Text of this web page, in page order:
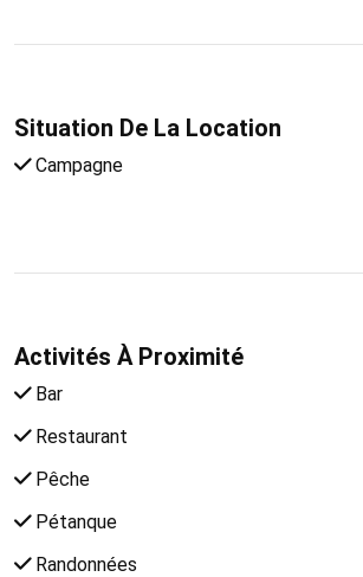
Situation De La Location
Campagne
Activités À Proximité
Bar
Restaurant
Pêche
Pétanque
Randonnées